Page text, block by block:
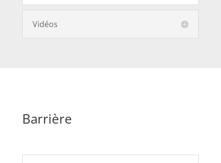
Vidéos
Barrière